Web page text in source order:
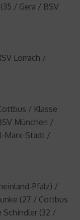
/ Gera / BSV
Lörrach /
/ Klasse
München /
Marx-Stadt /
Pfalz) /
(27 / Cottbus
Schindler (32 /